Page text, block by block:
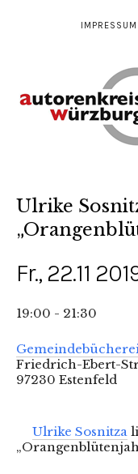
IMPRESSUM
Ulrike
Fr., 22.11
19:00 - 21:30
Friedrich-Ebert-
97230 Estenfeld
Ulrike Sosnitza